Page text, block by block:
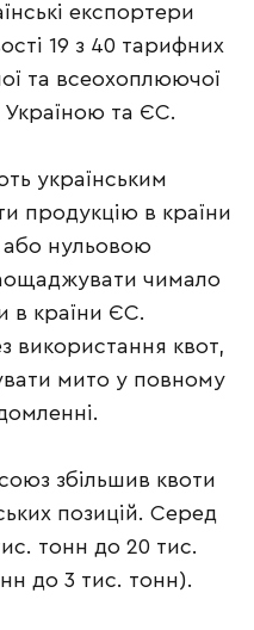
експортери
19 з 40 тарифних
та всеохоплюючої
Україною та ЄС.
українським
продукцію в країни
або нульовою
чимало
в країни ЄС.
використання квот,
мито у повному
збільшив квоти
позицій. Серед
тонн до 20 тис.
до 3 тис. тонн).